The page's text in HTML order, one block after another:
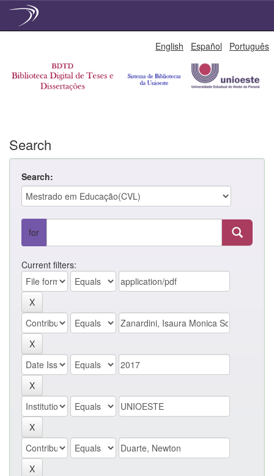
English Español Português
Search
Search:
for
Current filters: